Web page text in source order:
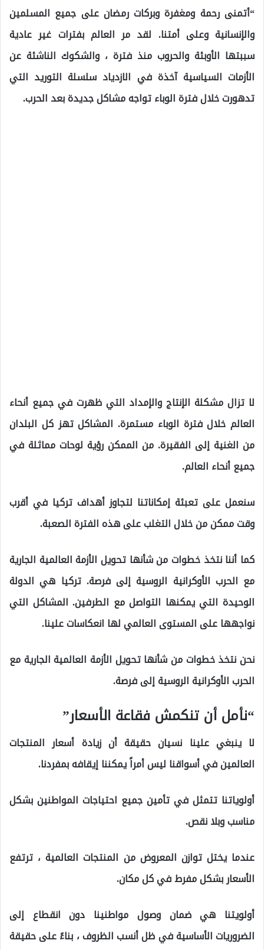
“أتمنى رحمة ومغفرة وبركات رمضان على جميع المسلمين
والإنسانية وعلى أمتنا. لقد مر العالم بفترات غير عادية
سببتها الأوبئة والحروب منذ فترة ، والشكوك الناشئة عن
الأزمات السياسية آخذة في الازدياد سلسلة التوريد التي
تدهورت خلال فترة الوباء تواجه مشاكل جديدة بعد الحرب.
لا تزال مشكلة الإنتاج والإمداد التي ظهرت في جميع أنحاء
العالم خلال فترة الوباء مستمرة. المشاكل تهز كل البلدان
من الغنية إلى الفقيرة. من الممكن رؤية لوحات مماثلة في
جميع أنحاء العالم.
سنعمل على تعبئة إمكاناتنا لتجاوز أهداف تركيا في أقرب
وقت ممكن من خلال التغلب على هذه الفترة الصعبة.
كما أننا نتخذ خطوات من شأنها تحويل الأزمة العالمية الجارية
مع الحرب الأوكرانية الروسية إلى فرصة. تركيا هي الدولة
الوحيدة التي يمكنها التواصل مع الطرفين. المشاكل التي
نواجهها على المستوى العالمي لها انعكاسات علينا.
نحن نتخذ خطوات من شأنها تحويل الأزمة العالمية الجارية مع
الحرب الأوكرانية الروسية إلى فرصة.
“نأمل أن تنكمش فقاعة الأسعار”
لا ينبغي علينا نسيان حقيقة أن زيادة أسعار المنتجات
العالمين في أسواقنا ليس أمراً يمكننا إيقافه بمفردنا.
أولوياتنا تتمثل في تأمين جميع احتياجات المواطنين بشكل
مناسب وبلا نقص.
عندما يختل توازن المعروض من المنتجات العالمية ، ترتفع
الأسعار بشكل مفرط في كل مكان.
أولويتنا هي ضمان وصول مواطنينا دون انقطاع إلى
الضروريات الأساسية في ظل أنسب الظروف ، بناءً على حقيقة